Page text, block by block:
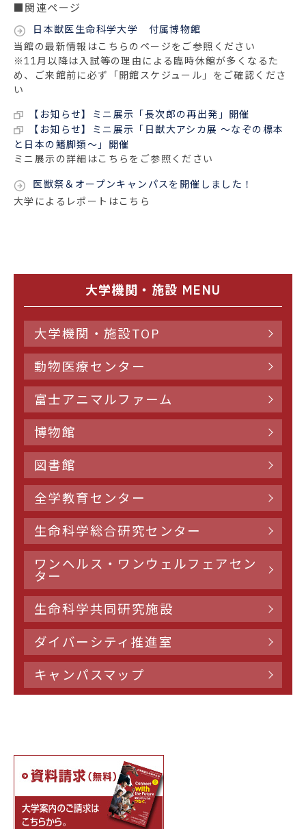
■関連ページ
日本獣医生命科学大学 付属博物館
当館の最新情報はこちらのページをご参照ください
※11月以降は入試等の理由による臨時休館が多くなるた
め、ご来館前に必ず「開館スケジュール」をご確認くださ
い
【お知らせ】ミニ展示「長次郎の再出発」開催
【お知らせ】ミニ展示「日獣大アシカ展 ～なぞの標本
と日本の鰭脚類～」開催
ミニ展示の詳細はこちらをご参照ください
医獣祭＆オープンキャンパスを開催しました！
大学によるレポートはこちら
大学機関・施設 MENU
大学機関・施設TOP
動物医療センター
富士アニマルファーム
博物館
図書館
全学教育センター
生命科学総合研究センター
ワンヘルス・ワンウェルフェアセン
ター
生命科学共同研究施設
ダイバーシティ推進室
キャンパスマップ